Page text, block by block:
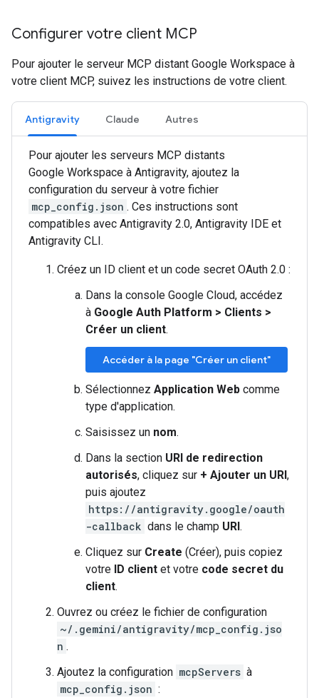
Configurer votre client MCP
Pour ajouter le serveur MCP distant Google Workspace à
votre client MCP, suivez les instructions de votre client.
Antigravity Claude Autres
Pour ajouter les serveurs MCP distants
Google Workspace à Antigravity, ajoutez la
configuration du serveur à votre fichier
mcp_config.json . Ces instructions sont
compatibles avec Antigravity 2.0, Antigravity IDE et
Antigravity CLI.
Créez un ID client et un code secret OAuth 2.0 :
Dans la console Google Cloud, accédez
à Google Auth Platform > Clients >
Créer un client.
Accéder à la page "Créer un client"
Sélectionnez Application Web comme
type d'application.
Saisissez un nom.
Dans la section URI de redirection
autorisés, cliquez sur + Ajouter un URI,
puis ajoutez
https://antigravity.google/oauth
-callback dans le champ URI.
Cliquez sur Create (Créer), puis copiez
votre ID client et votre code secret du
client.
Ouvrez ou créez le fichier de configuration
~/.gemini/antigravity/mcp_config.jso
n .
Ajoutez la configuration mcpServers à
mcp_config.json :